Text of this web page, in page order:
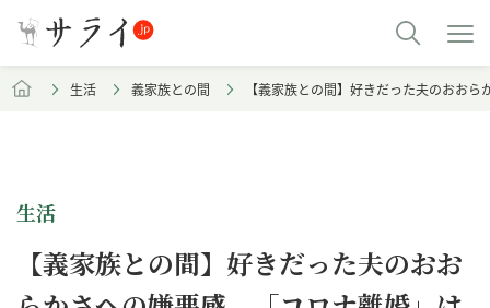
生活 義家族との間 【義家族との間】好きだった夫のおお
生活
【義家族との間】好きだった夫のおお